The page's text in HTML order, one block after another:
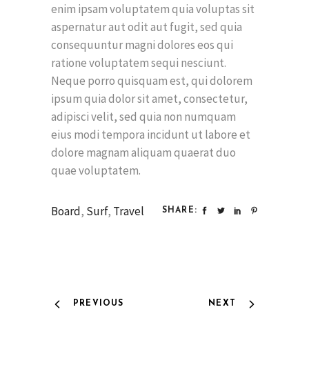
enim ipsam voluptatem quia voluptas sit
aspernatur aut odit aut fugit, sed quia
consequuntur magni dolores eos qui
ratione voluptatem sequi nesciunt.
Neque porro quisquam est, qui dolorem
ipsum quia dolor sit amet, consectetur,
adipisci velit, sed quia non numquam
eius modi tempora incidunt ut labore et
dolore magnam aliquam quaerat duo
quae voluptatem.
Board, Surf, Travel SHARE:
PREVIOUS NEXT